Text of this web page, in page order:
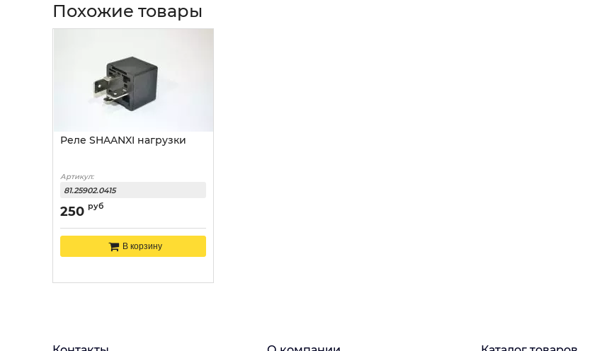
Похожие товары
Реле SHAANXI нагрузки
Артикул:
81.25902.0415
250 руб
В корзину